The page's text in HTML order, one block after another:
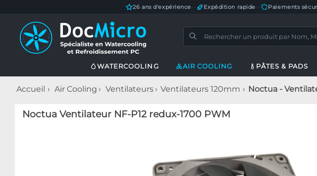
26 ans d'expérience Expédition rapide Paiements
WATERCOOLING AIR COOLING PÂTES & PADS
Accueil Air Cooling Ventilateurs Ventilateurs 120mm Noctua -
Noctua Ventilateur NF-P12 redux-1700 PWM